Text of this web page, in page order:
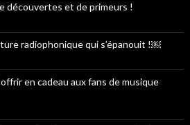
découvertes et de primeurs !
radiophonique qui s’épanouit !￼
en cadeau aux fans de musique